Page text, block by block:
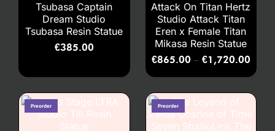
Tsubasa Captain
Dream Studio
Tsubasa Resin Statue
€385.00
Attack On Titan Hertz
Studio Attack Titan
Eren x Female Titan
Mikasa Resin Statue
€865.00 – €1,720.00